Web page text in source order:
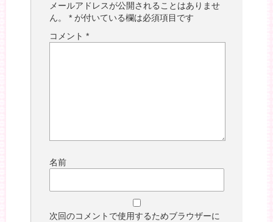
メールアドレスが公開されることはありませ
ん。
* が付いている欄は必須項目です
コメント *
名前
次回のコメントで使用するためブラウザーに